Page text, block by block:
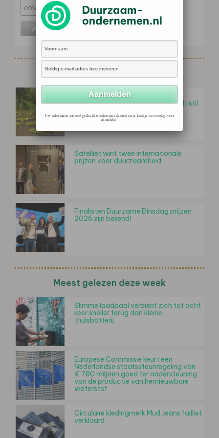
Gerelateerd nieuws
Wereld Natuur Fonds: herstel
Nederlandse zoetwaternatuur valt stil
Satelliet wint twee internationale
prijzen voor duurzaamheid
Finalisten Duurzame Dinsdag prijzen
2026 zijn bekend!
Meest gelezen deze week
Slimme laadpaal verdient zich tot acht
keer sneller terug dan kleine
thuisbatterij
Europese Commissie keurt een
Nederlandse staatssteunregeling van
€ 780 miljoen goed ter ondersteuning
van de productie van hernieuwbare
waterstof
Circulaire kledingmerk Mud Jeans failliet
verklaard
Uw informatie zal niet gedeeld worden met derden en je kunt je eenvoudig weer
afmelden!